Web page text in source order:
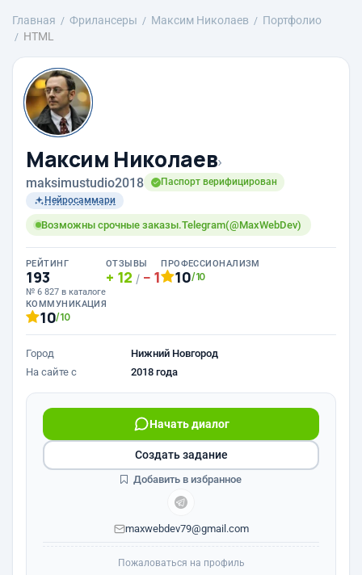
Главная Фрилансеры Максим Николаев
Портфолио
HTML
Максим Николаев›
maksimustudio2018
Паспорт верифицирован
Нейросаммари
Возможны срочные заказы.Telegram(@MaxWebDev)
РЕЙТИНГ
193
№ 6 827 в каталоге
ОТЗЫВЫ
12 / 1
ПРОФЕССИОНАЛИЗМ
10/10
КОММУНИКАЦИЯ
10/10
Город
Нижний Новгород
На сайте с
2018 года
Начать диалог
maxwebdev79@gmail.com
Создать задание
Добавить в избранное
Пожаловаться на профиль